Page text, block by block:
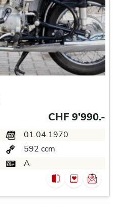
CHF 9’990.-
01.04.1970
592 ccm
A